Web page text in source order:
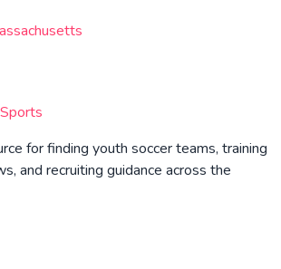
for finding youth soccer teams, training
and recruiting guidance across the